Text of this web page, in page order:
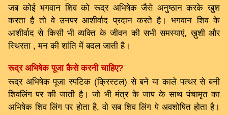
जब कोई भगवान शिव को रूद्र अभिषेक जैसे अनुष्ठान करके खुश
करता है तो वे उनपर आशीर्वाद प्रदान करते है। भगवान शिव के
आशीर्वाद से किसी भी व्यक्ति के जीवन की सभी समस्याएं, ख़ुशी और
स्थिरता , मन की शांति में बदल जाती है।
रूद्र अभिषेक पूजा कैसे करनी चाहिए?
रूद्र अभिषेक पूजा स्पटिक (क्रिस्टल) से बने या काले पत्थर से बनी
शिवलिंग पर की जाती है। जो भी मंत्र के जाप के साथ पंचामृत का
अभिषेक शिव लिंग पर होता है, वो सब शिव लिंग पे अवशोषित होता है।